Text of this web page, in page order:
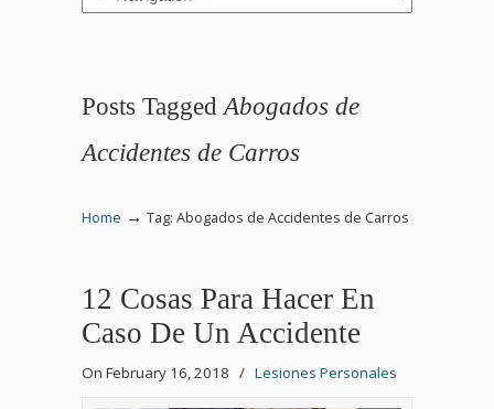
Posts Tagged Abogados de
Accidentes de Carros
Home → Tag: Abogados de Accidentes de Carros
12 Cosas Para Hacer En
Caso De Un Accidente
On February 16, 2018 / Lesiones Personales